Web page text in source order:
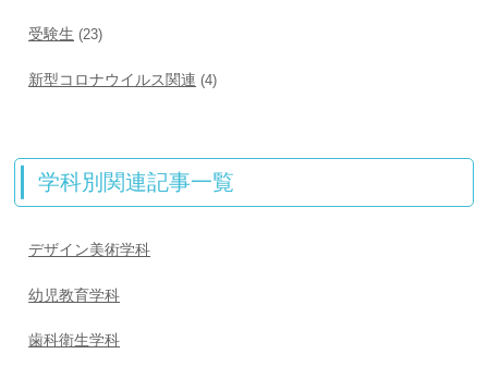
受験生 (23)
新型コロナウイルス関連 (4)
学科別関連記事一覧
デザイン美術学科
幼児教育学科
歯科衛生学科